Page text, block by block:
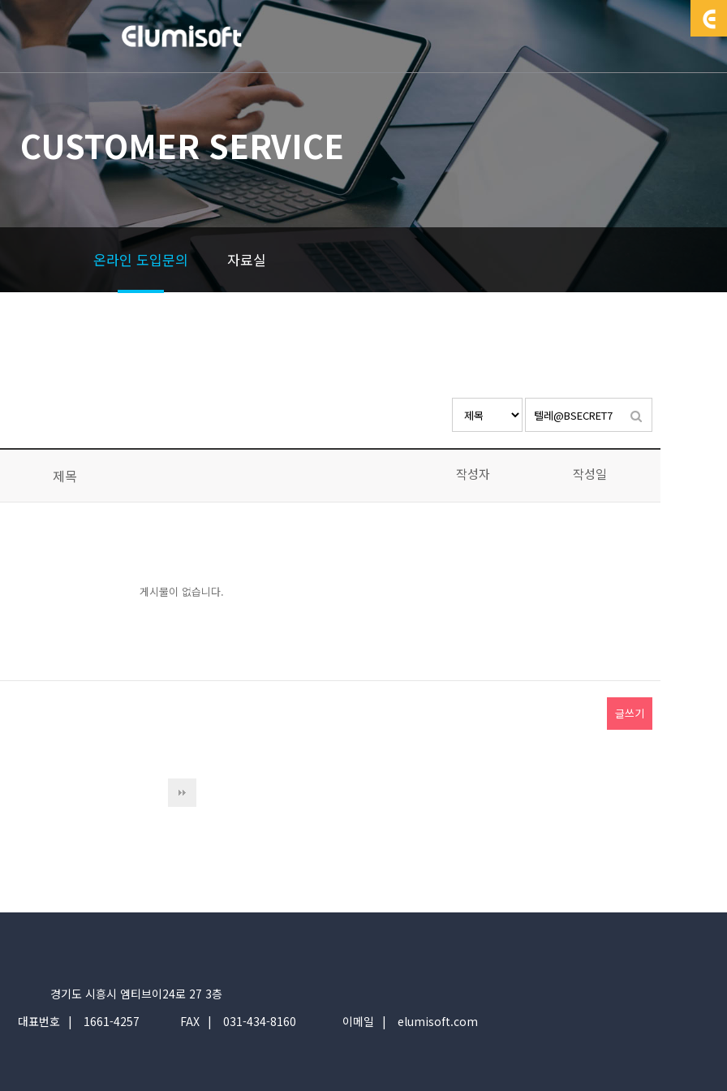
CUSTOMER SERVICE
온라인 도입문의 자료실
제목 작성자 작성일
게시물이 없습니다.
글쓰기
경기도 시흥시 엠티브이24로 27 3층
대표번호
1661-4257 FAX 031-434-8160 이메일 elumisoft.com